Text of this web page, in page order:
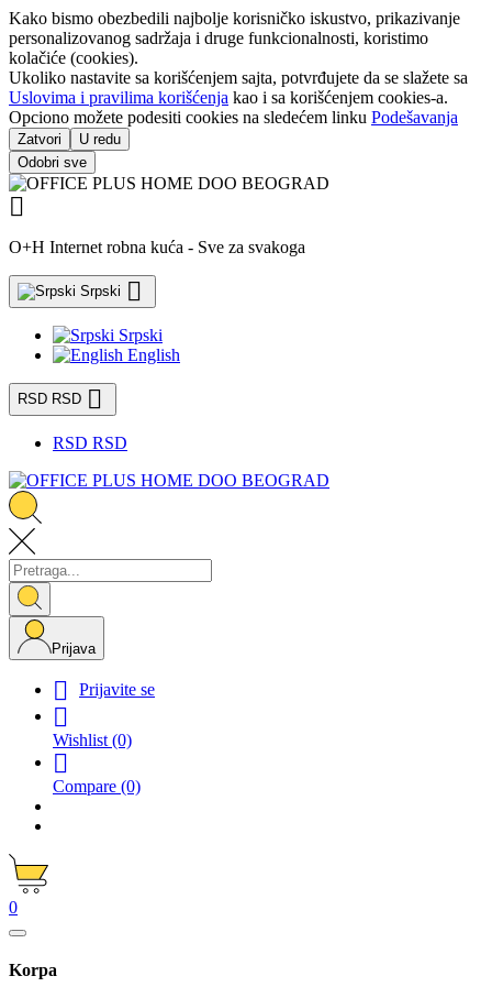
Kako bismo obezbedili najbolje korisničko iskustvo, prikazivanje
personalizovanog sadržaja i druge funkcionalnosti, koristimo
kolačiće (cookies).
Ukoliko nastavite sa korišćenjem sajta, potvrđujete da se slažete sa
Uslovima i pravilima korišćenja kao i sa korišćenjem cookies-a.
Opciono možete podesiti cookies na sledećem linku Podešavanja
Zatvori
U redu
Odobri sve

O+H Internet robna kuća - Sve za svakoga
Srpski 
Srpski
English
RSD RSD 
RSD RSD
Prijava
 Prijavite se

Wishlist (0)

Compare (0)
0
Korpa